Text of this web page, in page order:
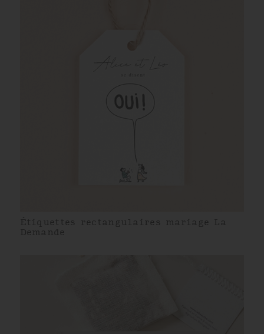
Étiquettes rectangulaires mariage La
Demande